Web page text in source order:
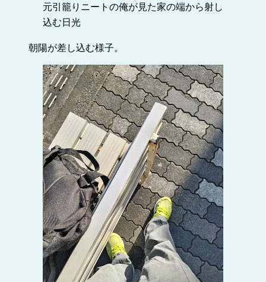
元引籠りニートの俺が見た家の端から射し
込む日光
朝陽が差し込む様子。